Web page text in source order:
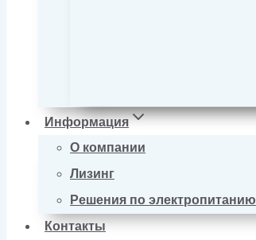
Информация
О компании
Лизинг
Решения по электропитанию
Контакты